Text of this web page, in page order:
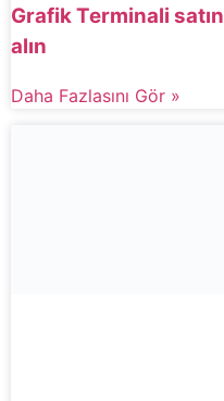
Grafik Terminali satın
alın
Daha Fazlasını Gör »